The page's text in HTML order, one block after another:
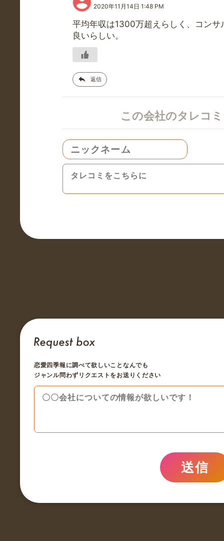
2020年11月14日 1:48 PM
平均年収は1300万超えらしく、コンサ
良いらしい。
返信
この会社のタレコ
恋愛四季報に調べて欲しいことなんでも
ジャンル問わずリクエストをお送りください
送信